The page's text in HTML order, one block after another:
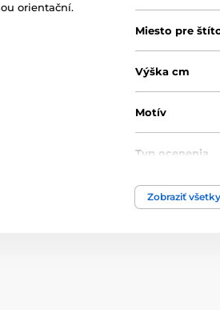
orientační.
Miesto pre
Výška cm
Motív
Typ ocenenia
Materiál
Zobraziť